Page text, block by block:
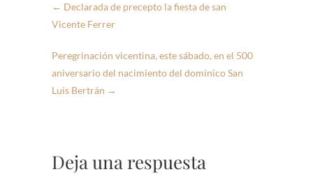
← Declarada de precepto la fiesta de san
Vicente Ferrer
Peregrinación vicentina, este sábado, en el 500
aniversario del nacimiento del dominico San
Luis Bertrán →
Deja una respuesta